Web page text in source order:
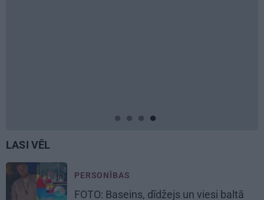
LASI VĒL
PERSONĪBAS
FOTO: Baseins, dīdžejs un viesi baltā